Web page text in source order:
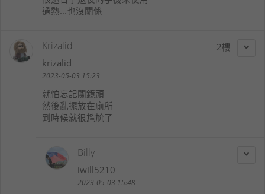
過熱...也沒關係
2
Krizalid
krizalid
2023-05-03 15:23
就怕忘記關鏡頭
然後亂擺放在廁所
到時候就很尷尬了
Billy
iwill5210
2023-05-03 15:48